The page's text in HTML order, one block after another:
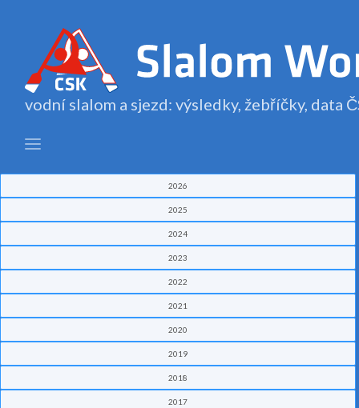
vodní slalom a sjezd: výsledky, žebříčky, data
2026
2025
2024
2023
2022
2021
2020
2019
2018
2017